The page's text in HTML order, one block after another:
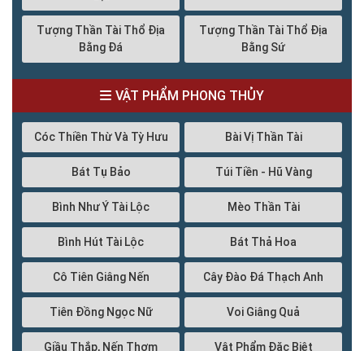
Tượng Thần Tài Thổ Địa
Bằng Đá
Tượng Thần Tài Thổ Địa
Bằng Sứ
VẬT PHẨM PHONG THỦY
Cóc Thiền Thừ Và Tỳ Hưu Bài Vị Thần Tài
Bát Tụ Bảo Túi Tiền - Hũ Vàng
Bình Như Ý Tài Lộc Mèo Thần Tài
Bình Hút Tài Lộc Bát Thả Hoa
Cô Tiên Giâng Nến Cây Đào Đá Thạch Anh
Tiên Đồng Ngọc Nữ Voi Giâng Quả
Giầu Thắp, Nến Thơm Vật Phẩm Đặc Biệt